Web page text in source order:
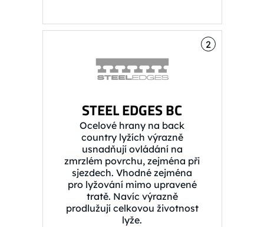
2
STEEL EDGES BC
Ocelové hrany na back
country lyžích výrazně
usnadňují ovládání na
zmrzlém povrchu, zejména při
sjezdech. Vhodné zejména
pro lyžování mimo upravené
tratě. Navíc výrazně
prodlužují celkovou životnost
lyže.